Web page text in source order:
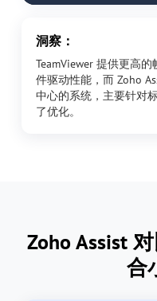
洞察：
TeamViewer 提供更高
件驱动性能，而 Zoho
中心的系统，主要针对
了优化。
Zoho Assist
合